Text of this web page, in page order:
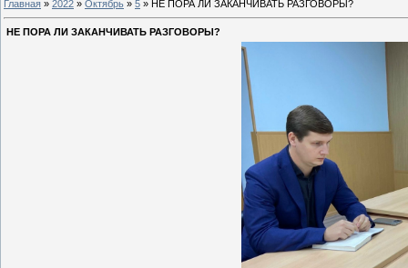
Главная » 2022 » Октябрь » 5 » НЕ ПОРА ЛИ ЗАКАНЧИВАТЬ РАЗГОВОРЫ?
НЕ ПОРА ЛИ ЗАКАНЧИВАТЬ РАЗГОВОРЫ?